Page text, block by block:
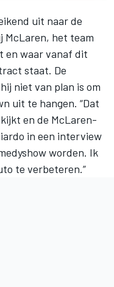
uit naar de
McLaren, het team
en waar vanaf dit
staat. De
niet van plan is om
uit te hangen. “Dat
en de McLaren-
in een interview
worden. Ik
te verbeteren.”